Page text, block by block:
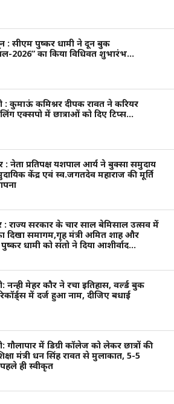
: सीएम पुष्कर धामी ने दून बुक
2026” का किया विधिवत शुभारंभ…
: कुमाऊं कमिश्नर दीपक रावत ने करियर
एक्सपो में छात्राओं को दिए टिप्स…
: नेता प्रतिपक्ष यशपाल आर्य ने बुक्सा समुदाय
केंद्र एवं स्व.जगतदेव महाराज की मूर्ति
: राज्य सरकार के चार साल बेमिसाल उत्सव में
दिखा समागम,गृह मंत्री अमित शाह और
धामी को संतो ने दिया आशीर्वाद…
नन्ही मेहर कौर ने रचा इतिहास, वर्ल्ड बुक
में दर्ज हुआ नाम, दीजिए बधाई
गौलापार में डिग्री कॉलेज को लेकर छात्रों की
मंत्री धन सिंह रावत से मुलाकात, 5-5
ही स्वीकृत